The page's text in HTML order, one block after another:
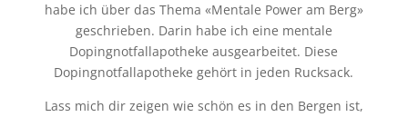
habe ich über das Thema «Mentale Power am Berg»
geschrieben. Darin habe ich eine mentale
Dopingnotfallapotheke ausgearbeitet. Diese
Dopingnotfallapotheke gehört in jeden Rucksack.
Lass mich dir zeigen wie schön es in den Bergen ist,